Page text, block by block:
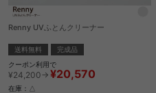
Renny UVふとんクリーナー
送料無料
完成品
クーポン利用で
¥24,200→ ¥20,570
在庫：△